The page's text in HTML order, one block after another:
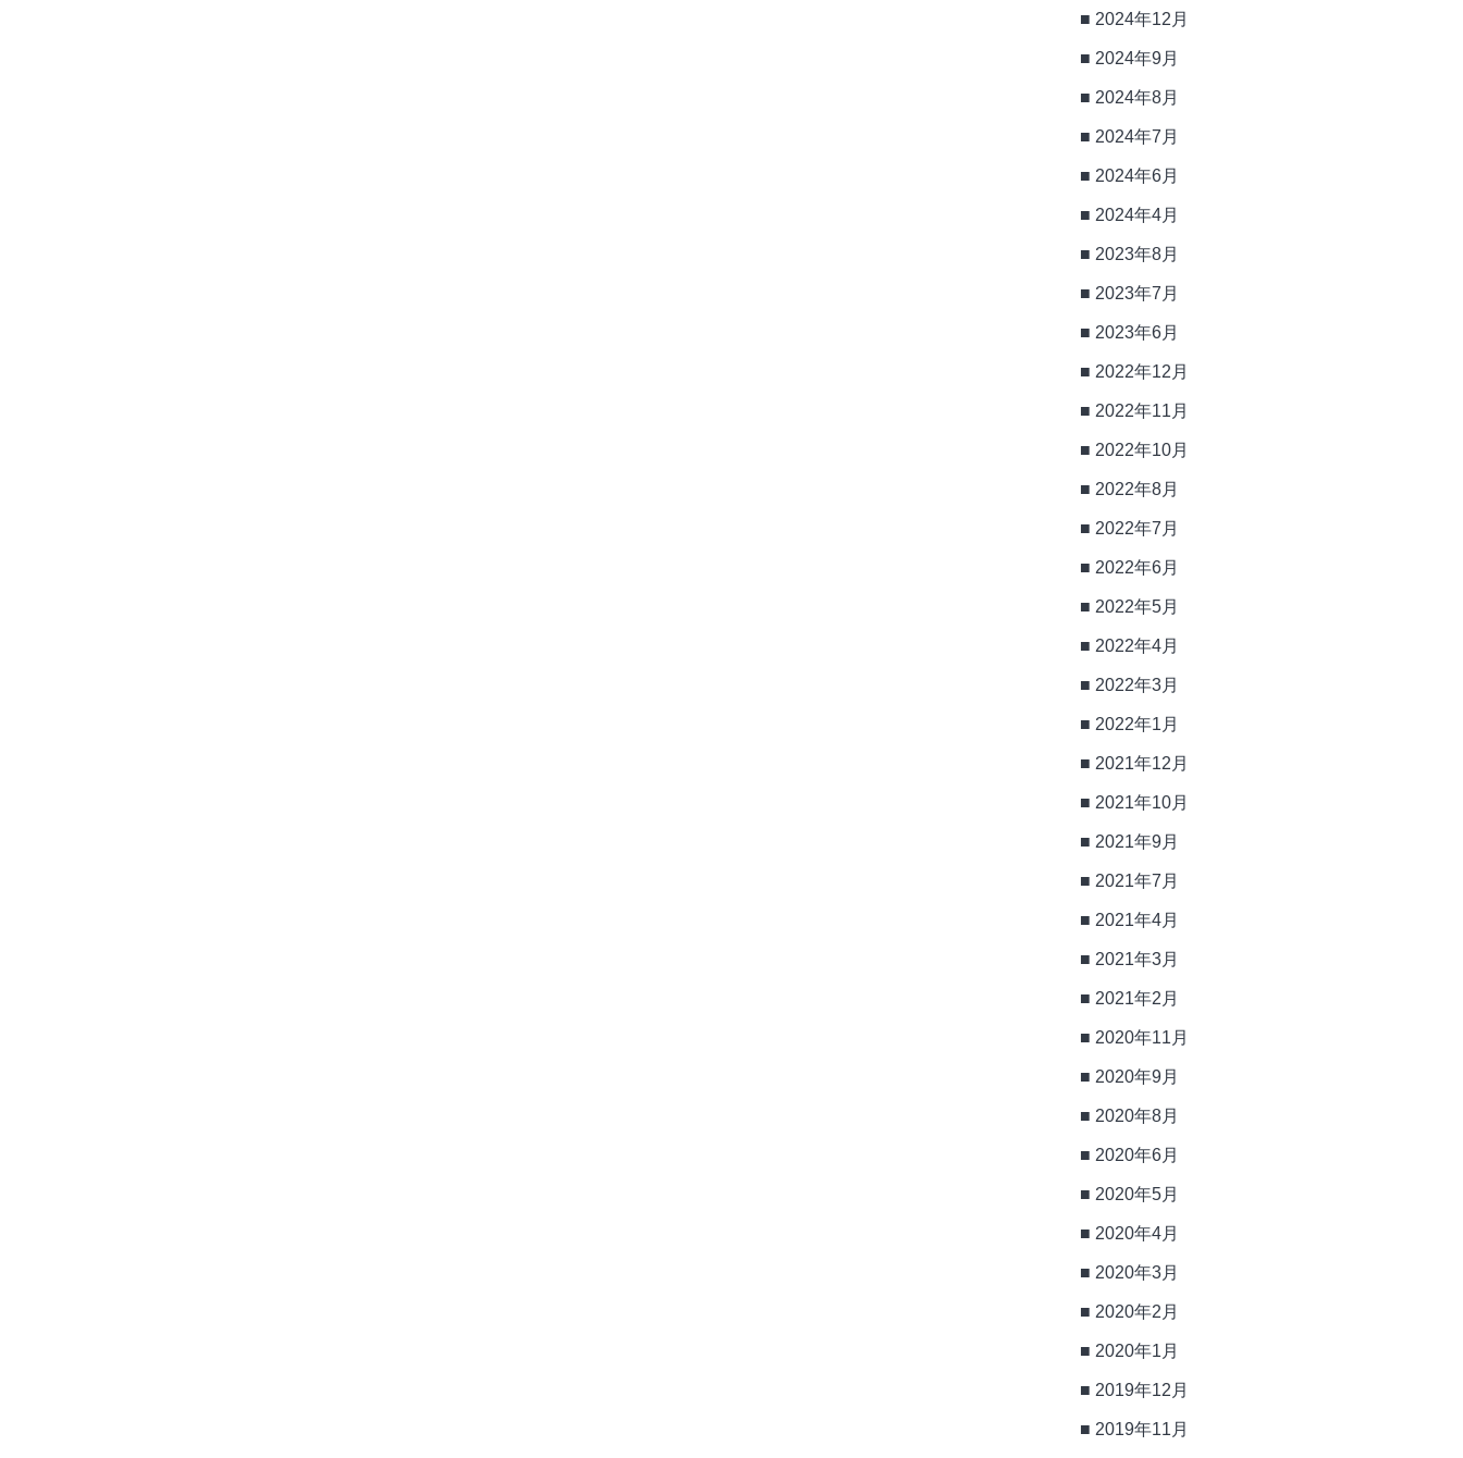
2024年12月
2024年9月
2024年8月
2024年7月
2024年6月
2024年4月
2023年8月
2023年7月
2023年6月
2022年12月
2022年11月
2022年10月
2022年8月
2022年7月
2022年6月
2022年5月
2022年4月
2022年3月
2022年1月
2021年12月
2021年10月
2021年9月
2021年7月
2021年4月
2021年3月
2021年2月
2020年11月
2020年9月
2020年8月
2020年6月
2020年5月
2020年4月
2020年3月
2020年2月
2020年1月
2019年12月
2019年11月